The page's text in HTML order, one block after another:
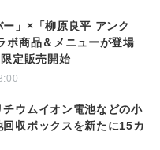
ー」×「柳原良平 アンク
ボ商品＆メニューが登場
定販売開始
チウムイオン電池などの小
収ボックスを新たに15カ